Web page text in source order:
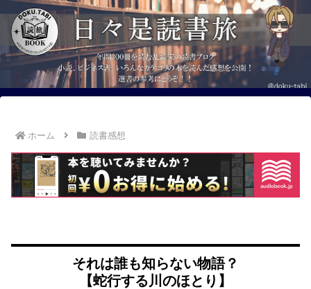
ホーム 読書感想
それは誰も知らない物語？
【蛇行する川のほとり】